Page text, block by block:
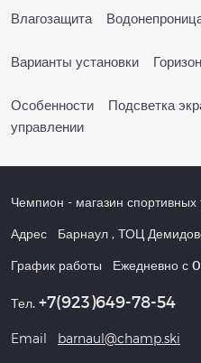
Влагозащита
Варианты установки
Особенности Подсветка
управлении
Чемпион - магазин спортивных
Адрес Барнаул , ТОЦ
График работы Ежедневно с
Тел. +7(923)649-78-54
Email barnaul@champ.ski